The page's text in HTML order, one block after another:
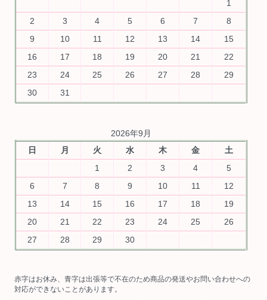
1
2
3 4 5 6 7
8
9
10 11 12 13 14
15
16
17 18 19 20 21
22
23
24 25 26 27 28
29
30
31
2026年9月
日
月 火 水 木 金
土
1
2 3 4
5
6
7 8 9 10 11
12
13
14 15 16 17 18
19
20
21 22 23 24 25
26
27
28 29 30
赤字はお休み、青字は出張等で不在のため商品の発送やお問い合わせへの
対応ができないことがあります。